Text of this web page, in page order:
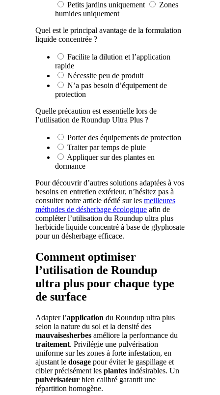
Petits jardins uniquement
Zones
humides uniquement
Quel est le principal avantage de la formulation
liquide concentrée ?
Facilite la dilution et l’application
rapide
Nécessite peu de produit
N’a pas besoin d’équipement de
protection
Quelle précaution est essentielle lors de
l’utilisation de Roundup Ultra Plus ?
Porter des équipements de protection
Traiter par temps de pluie
Appliquer sur des plantes en
dormance
Pour découvrir d’autres solutions adaptées à vos
besoins en entretien extérieur, n’hésitez pas à
consulter notre article dédié sur les meilleures
méthodes de désherbage écologique afin de
compléter l’utilisation du Roundup ultra plus
herbicide liquide concentré à base de glyphosate
pour un désherbage efficace.
Comment optimiser
l’utilisation de Roundup
ultra plus pour chaque type
de surface
Adapter l’application du Roundup ultra plus
selon la nature du sol et la densité des
mauvaisesherbes améliore la performance du
traitement. Privilégie une pulvérisation
uniforme sur les zones à forte infestation, en
ajustant le dosage pour éviter le gaspillage et
cibler précisément les plantes indésirables. Un
pulvérisateur bien calibré garantit une
répartition homogène.